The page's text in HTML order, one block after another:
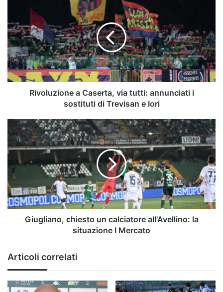
via
tutti:
annunciati
i
sostituti
di
TrevisanRivoluzione a Caserta, via tutti: annunciati i
sostituti di Trevisan e Iori
Giugliano,
chiesto
un
calciatore
all'Avellino:
la
situazione
I
Mercato
Giugliano, chiesto un calciatore all'Avellino: la
situazione I Mercato
Articoli correlati